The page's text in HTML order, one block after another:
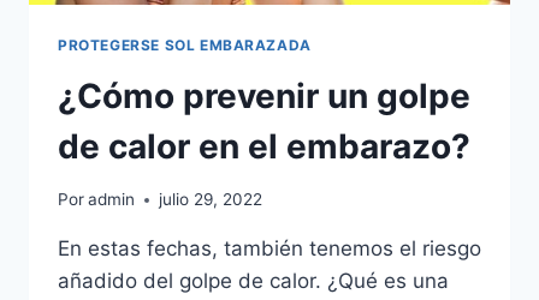
PROTEGERSE SOL EMBARAZADA
¿Cómo prevenir un golpe
de calor en el embarazo?
Poradmin julio 29, 2022
En estas fechas, también tenemos el riesgo
añadido del golpe de calor. ¿Qué es una